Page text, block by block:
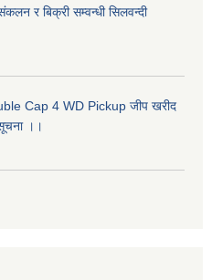
र बिक्री सम्वन्धी सिलवन्दी
Cap 4 WD Pickup जीप खरीद
।।